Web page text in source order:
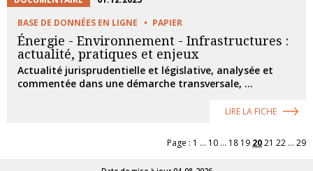
BASE DE DONNÉES EN LIGNE
PAPIER
Énergie - Environnement - Infrastructures :
actualité, pratiques et enjeux
Actualité jurisprudentielle et législative, analysée et
commentée dans une démarche transversale, ...
LIRE LA FICHE
Page : 1 ... 10 ... 18 19 2021 22 ... 29